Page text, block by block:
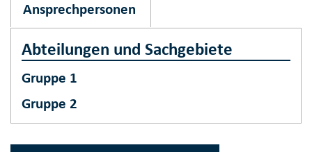
Ansprechpersonen
Abteilungen und Sachgebiete
Gruppe 1
Gruppe 2